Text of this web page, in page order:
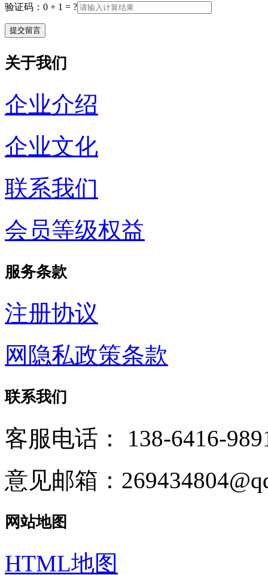
验证码：0 + 1 = ?
关于我们
企业介绍
企业文化
联系我们
会员等级权益
服务条款
注册协议
网隐私政策条款
联系我们
客服电话： 138-6416-
意见邮箱：
网站地图
HTML地图